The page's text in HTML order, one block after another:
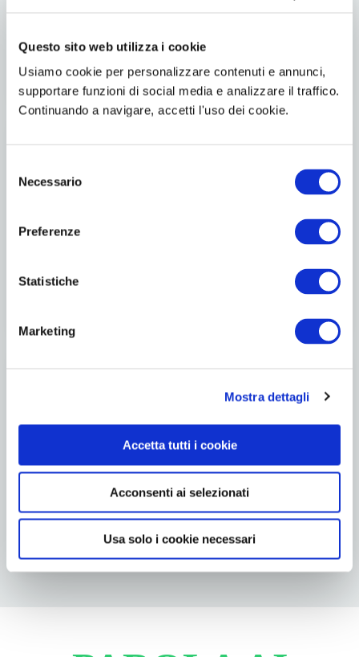
Questo sito web utilizza i cookie
Usiamo cookie per personalizzare contenuti e annunci,
supportare funzioni di social media e analizzare il traffico.
Continuando a navigare, accetti l'uso dei cookie.
delNecessario
Preferenze
Statistiche
Marketing
Mostra dettagli
Accetta tutti i cookie
Acconsenti ai selezionati
Usa solo i cookie necessari